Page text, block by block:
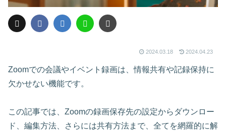
2024.03.18 2024.04.23
Zoomでの会議やイベント録画は、情報共有や記録保持に
欠かせない機能です。
この記事では、Zoomの録画保存先の設定からダウンロー
ド、編集方法、さらには共有方法まで、全てを網羅的に解